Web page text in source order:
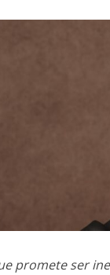
promete ser